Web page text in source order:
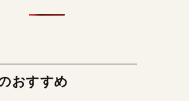
おすすめ